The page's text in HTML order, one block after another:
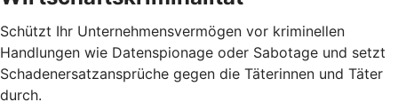
Schützt Ihr Unternehmensvermögen vor kriminellen
Handlungen wie Datenspionage oder Sabotage und setzt
Schadenersatzansprüche gegen die Täterinnen und Täter
durch.